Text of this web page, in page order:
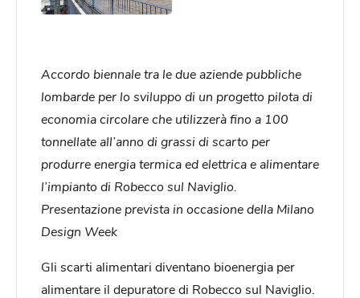
Accordo biennale tra le due aziende pubbliche
lombarde per lo sviluppo di un progetto pilota di
economia circolare che utilizzerà fino a 100
tonnellate all’anno di grassi di scarto per
produrre energia termica ed elettrica e alimentare
l’impianto di Robecco sul Naviglio.
Presentazione prevista in occasione della Milano
Design Week
Gli scarti alimentari diventano bioenergia per
alimentare il depuratore di Robecco sul Naviglio.